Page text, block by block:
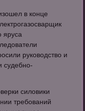
в конце
яруса
руководство и
судебно-
силовики
требований